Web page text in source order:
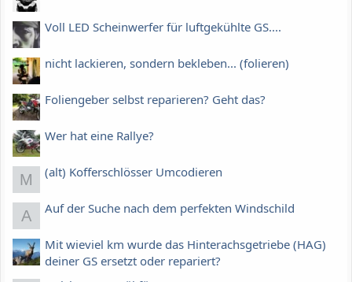
Voll LED Scheinwerfer für luftgekühlte GS....
nicht lackieren, sondern bekleben... (folieren)
Foliengeber selbst reparieren? Geht das?
Wer hat eine Rallye?
M (alt) Kofferschlösser Umcodieren
A Auf der Suche nach dem perfekten Windschild
Mit wieviel km wurde das Hinterachsgetriebe (HAG)
deiner GS ersetzt oder repariert?